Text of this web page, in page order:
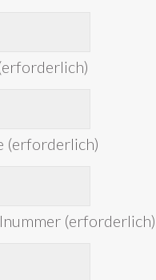
(erforderlich)
(erforderlich)